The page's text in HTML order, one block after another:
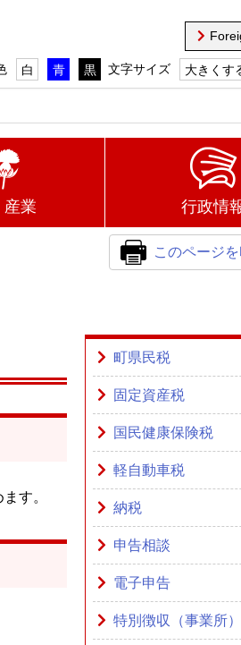
白 青 黒 文字サイズ 大きくす
産業 行政情
このページ
す。
町県民税
固定資産税
国民健康保険税
軽自動車税
納税
申告相談
電子申告
特別徴収（事業所）